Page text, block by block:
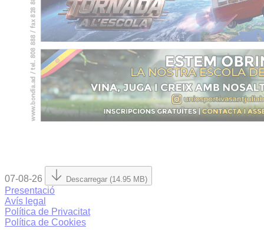
07-08-26 Descarregar (14.95 MB)
Presentació
Avís legal
Política de Privacitat
Política de Cookies